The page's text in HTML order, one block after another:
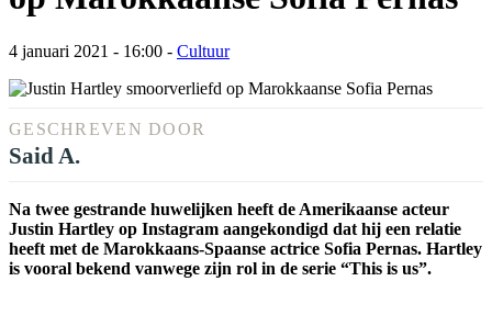
4 januari 2021 - 16:00 - Cultuur
GESCHREVEN DOOR
Said A.
Na twee gestrande huwelijken heeft de Amerikaanse acteur
Justin Hartley op Instagram aangekondigd dat hij een relatie
heeft met de Marokkaans-Spaanse actrice Sofia Pernas. Hartley
is vooral bekend vanwege zijn rol in de serie “This is us”.